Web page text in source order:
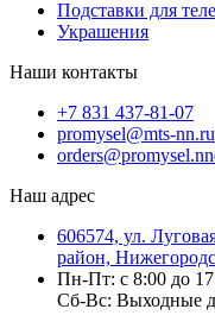
Подставки для
Украшения
Наши контакты
+7 831 437-81-07
promysel@mts-nn.ru
Наш адрес
606574, ул.
район,
Пн-Пт: с 8:00 до
Сб-Вс: Выходные